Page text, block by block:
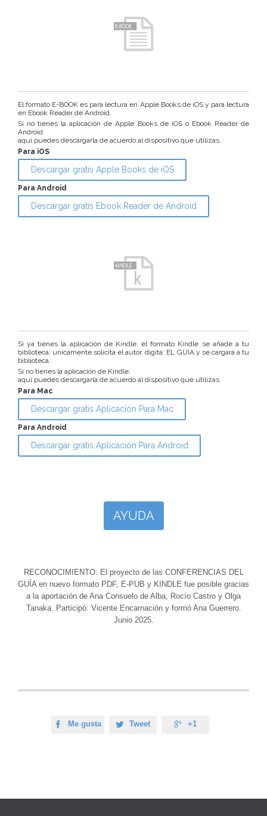
El formato E-BOOK es para lectura en Apple Books de iOS y para lectura
en Ebook Reader de Android.
Si no tienes la aplicación de Apple Books de iOS o Ebook Reader de
Android
aquí puedes descargarla de acuerdo al dispositivo que utilizas.
Para iOS
Descargar gratis Apple Books de iOS
Para Android
Descargar gratis Ebook Reader de Android
Si ya tienes la aplicación de Kindle, el formato Kindle se añade a tu
biblioteca, unicamente solicita el autor, digita: EL GUIA y se cargará a tu
biblioteca.
Si no tienes la aplicación de Kindle,
aquí puedes descargarla de acuerdo al dispositivo que utilizas.
Para Mac
Descargar gratis Aplicación Para Mac
Para Android
Descargar gratis Aplicación Para Android
AYUDA
RECONOCIMIENTO: El proyecto de las CONFERENCIAS DEL
GUÍA en nuevo formato PDF, E-PUB y KINDLE fue posible gracias
a la aportación de Ana Consuelo de Alba, Rocío Castro y Olga
Tanaka. Participó: Vicente Encarnación y formó Ana Guerrero.
Junio 2025.
 Me gusta  Tweet  +1